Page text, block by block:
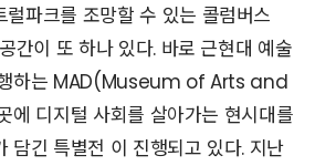
파크를 조망할 수 있는 콜럼버스
간이 또 하나 있다. 바로 근현대 예술
행하는 MAD(Museum of Arts and
디지털 사회를 살아가는 현시대를
담긴 특별전 이 진행되고 있다. 지난